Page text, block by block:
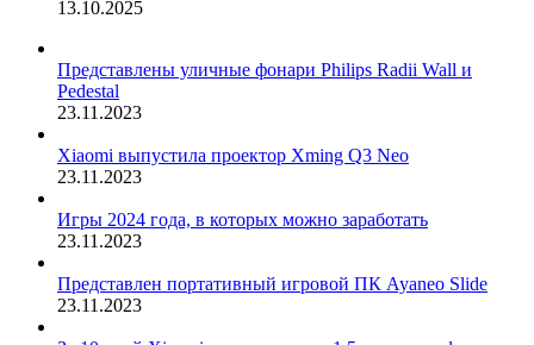
13.10.2025
Представлены уличные фонари Philips Radii Wall и
Pedestal
23.11.2023
Xiaomi выпустила проектор Xming Q3 Neo
23.11.2023
Игры 2024 года, в которых можно заработать
23.11.2023
Представлен портативный игровой ПК Ayaneo Slide
23.11.2023